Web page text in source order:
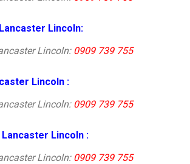
Lincoln:
Lincoln: 0909 739 755
Lincoln :
Lincoln: 0909 739 755
Lincoln :
Lincoln: 0909 739 755